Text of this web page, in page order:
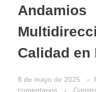
Andamios
Calidad en
8 de mayo de 2025
comentarios